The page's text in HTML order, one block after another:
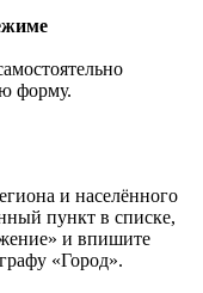
форму.
и населённого
пункт в списке,
и впишите
«Город».